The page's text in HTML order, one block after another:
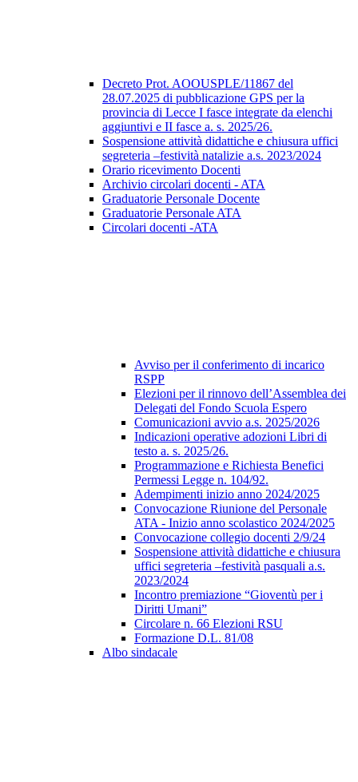
Decreto Prot. AOOUSPLE/11867 del
28.07.2025 di pubblicazione GPS per la
provincia di Lecce I fasce integrate da elenchi
aggiuntivi e II fasce a. s. 2025/26.
Sospensione attività didattiche e chiusura uffici
segreteria –festività natalizie a.s. 2023/2024
Orario ricevimento Docenti
Archivio circolari docenti - ATA
Graduatorie Personale Docente
Graduatorie Personale ATA
Circolari docenti -ATA
Avviso per il conferimento di incarico
RSPP
Elezioni per il rinnovo dell’Assemblea dei
Delegati del Fondo Scuola Espero
Comunicazioni avvio a.s. 2025/2026
Indicazioni operative adozioni Libri di
testo a. s. 2025/26.
Programmazione e Richiesta Benefici
Permessi Legge n. 104/92.
Adempimenti inizio anno 2024/2025
Convocazione Riunione del Personale
ATA - Inizio anno scolastico 2024/2025
Convocazione collegio docenti 2/9/24
Sospensione attività didattiche e chiusura
uffici segreteria –festività pasquali a.s.
2023/2024
Incontro premiazione “Gioventù per i
Diritti Umani”
Circolare n. 66 Elezioni RSU
Formazione D.L. 81/08
Albo sindacale